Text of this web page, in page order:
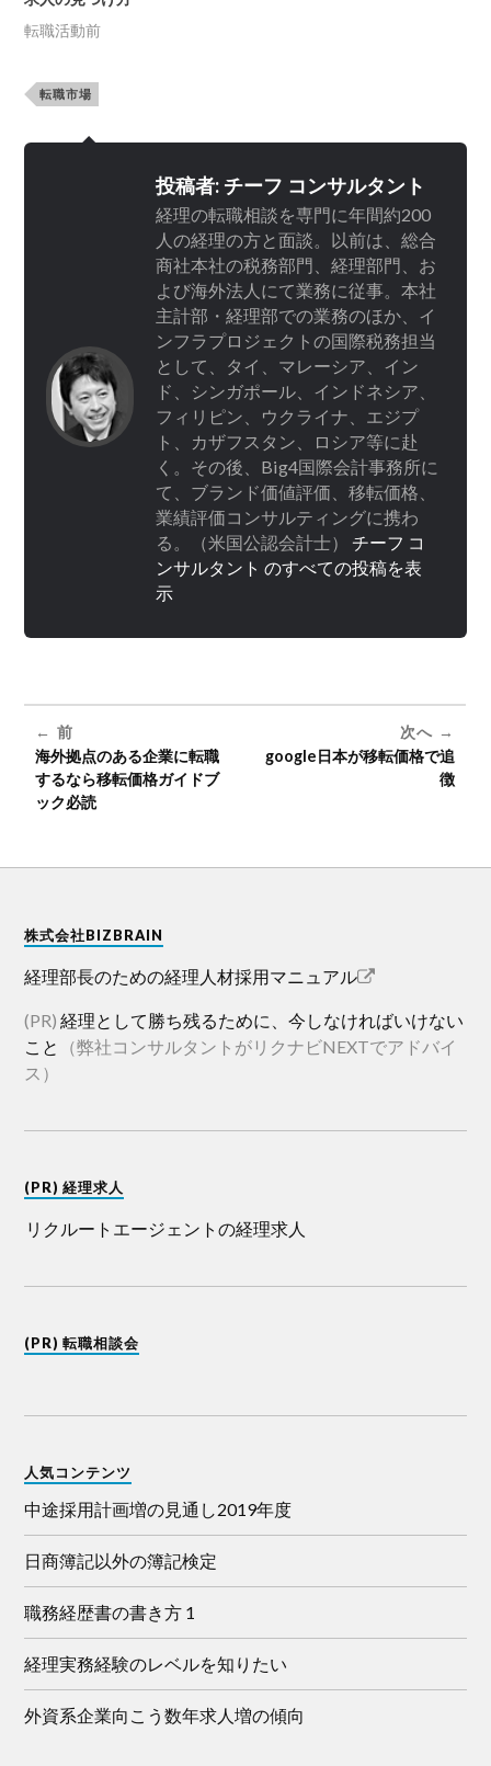
転職活動前
転職市場
投稿者: チーフ コンサルタント
経理の転職相談を専門に年間約200
人の経理の方と面談。以前は、総合
商社本社の税務部門、経理部門、お
よび海外法人にて業務に従事。本社
主計部・経理部での業務のほか、イ
ンフラプロジェクトの国際税務担当
として、タイ、マレーシア、イン
ド、シンガポール、インドネシア、
フィリピン、ウクライナ、エジプ
ト、カザフスタン、ロシア等に赴
く。その後、Big4国際会計事務所に
て、ブランド価値評価、移転価格、
業績評価コンサルティングに携わ
る。（米国公認会計士）チーフ コ
ンサルタント のすべての投稿を表
示
前
海外拠点のある企業に転職
するなら移転価格ガイドブ
ック必読
次へ
google日本が移転価格で追
徴
株式会社BIZBRAIN
経理部長のための経理人材採用マニュアル
(PR)経理として勝ち残るために、今しなければいけない
こと
（弊社コンサルタントがリクナビNEXTでアドバイ
ス）
(PR) 経理求人
リクルートエージェントの経理求人
(PR) 転職相談会
人気コンテンツ
中途採用計画増の見通し2019年度
日商簿記以外の簿記検定
職務経歴書の書き方 1
経理実務経験のレベルを知りたい
外資系企業向こう数年求人増の傾向